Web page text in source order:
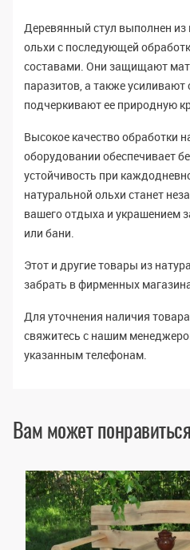
Деревянный стул выполнен из
ольхи с последующей
составами. Они защищают
паразитов, а также усиливают
подчеркивают ее природную
Высокое качество обработки
оборудовании обеспечивает
устойчивость при
натуральной ольхи станет
вашего отдыха и украшением
или бани.
Этот и другие товары из
забрать в фирменных
Для уточнения наличия
свяжитесь с нашим
указанным телефонам.
Вам может понравиться